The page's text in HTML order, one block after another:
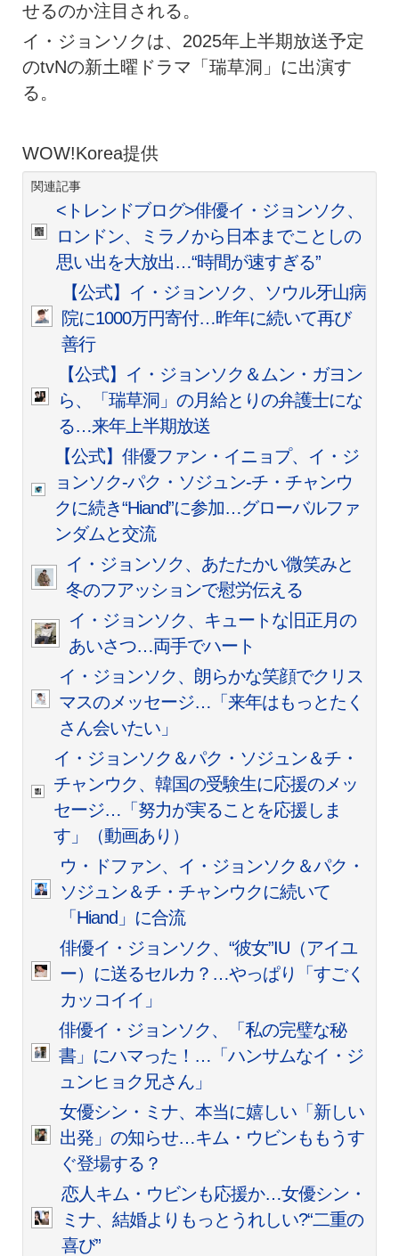
せるのか注目される。
イ・ジョンソクは、2025年上半期放送予定
のtvNの新土曜ドラマ「瑞草洞」に出演す
る。
WOW!Korea提供
関連記事
<トレンドブログ>俳優イ・ジョンソク、
ロンドン、ミラノから日本までことしの
思い出を大放出…“時間が速すぎる”
【公式】イ・ジョンソク、ソウル牙山病
院に1000万円寄付…昨年に続いて再び
善行
【公式】イ・ジョンソク＆ムン・ガヨン
ら、「瑞草洞」の月給とりの弁護士にな
る…来年上半期放送
【公式】俳優ファン・イニョプ、イ・ジ
ョンソク-パク・ソジュン-チ・チャンウ
クに続き“Hiand”に参加…グローバルファ
ンダムと交流
イ・ジョンソク、あたたかい微笑みと
冬のフアッションで慰労伝える
イ・ジョンソク、キュートな旧正月の
あいさつ…両手でハート
イ・ジョンソク、朗らかな笑顔でクリス
マスのメッセージ…「来年はもっとたく
さん会いたい」
イ・ジョンソク＆パク・ソジュン＆チ・
チャンウク、韓国の受験生に応援のメッ
セージ…「努力が実ることを応援しま
す」（動画あり）
ウ・ドファン、イ・ジョンソク＆パク・
ソジュン＆チ・チャンウクに続いて
「Hiand」に合流
俳優イ・ジョンソク、“彼女”IU（アイユ
ー）に送るセルカ？…やっぱり「すごく
カッコイイ」
俳優イ・ジョンソク、「私の完璧な秘
書」にハマった！…「ハンサムなイ・ジ
ュンヒョク兄さん」
女優シン・ミナ、本当に嬉しい「新しい
出発」の知らせ…キム・ウビンももうす
ぐ登場する？
恋人キム・ウビンも応援か…女優シン・
ミナ、結婚よりもっとうれしい?“二重の
喜び”